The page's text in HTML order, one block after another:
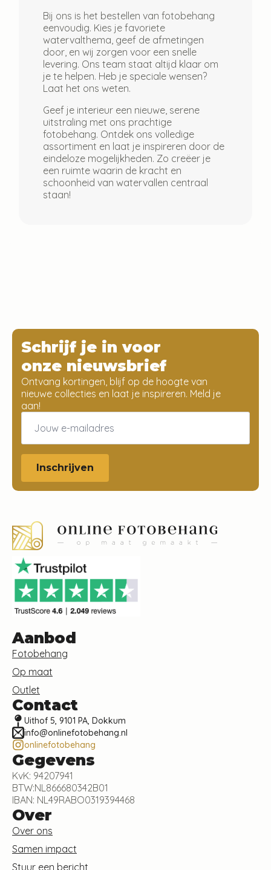
Bij ons is het bestellen van fotobehang
eenvoudig. Kies je favoriete
watervalthema, geef de afmetingen
door, en wij zorgen voor een snelle
levering. Ons team staat altijd klaar om
je te helpen. Heb je speciale wensen?
Laat het ons weten.
Geef je interieur een nieuwe, serene
uitstraling met ons prachtige
fotobehang. Ontdek ons volledige
assortiment en laat je inspireren door de
eindeloze mogelijkheden. Zo creëer je
een ruimte waarin de kracht en
schoonheid van watervallen centraal
staan!
Schrijf je in voor
onze nieuwsbrief
Ontvang kortingen, blijf op de hoogte van
nieuwe collecties en laat je inspireren. Meld je
aan!
Email
Inschrijven
Aanbod
Fotobehang
Op maat
Outlet
Contact
Uithof 5, 9101 PA, Dokkum
info@onlinefotobehang.nl
onlinefotobehang
Gegevens
KvK: 94207941
BTW:NL866680342B01
IBAN: NL49RABO0319394468
Over
Over ons
Samen impact
Stuur een bericht